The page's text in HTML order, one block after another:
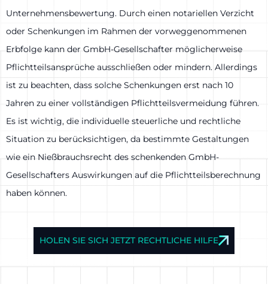
Unternehmensbewertung. Durch einen notariellen Verzicht
oder Schenkungen im Rahmen der vorweggenommenen
Erbfolge kann der GmbH-Gesellschafter möglicherweise
Pflichtteilsansprüche ausschließen oder mindern. Allerdings
ist zu beachten, dass solche Schenkungen erst nach 10
Jahren zu einer vollständigen Pflichtteilsvermeidung führen.
Es ist wichtig, die individuelle steuerliche und rechtliche
Situation zu berücksichtigen, da bestimmte Gestaltungen
wie ein Nießbrauchsrecht des schenkenden GmbH-
Gesellschafters Auswirkungen auf die Pflichtteilsberechnung
haben können.
HOLEN SIE SICH JETZT RECHTLICHE HILFE